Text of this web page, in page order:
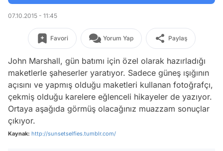
07.10.2015 - 11:45
Favori Yorum Yap Paylaş
John Marshall, gün batımı için özel olarak hazırladığı
maketlerle şaheserler yaratıyor. Sadece güneş ışığının
açısını ve yapmış olduğu maketleri kullanan fotoğrafçı,
çekmiş olduğu karelere eğlenceli hikayeler de yazıyor.
Ortaya aşağıda görmüş olacağınız muazzam sonuçlar
çıkıyor.
Kaynak: http://sunsetselfies.tumblr.com/